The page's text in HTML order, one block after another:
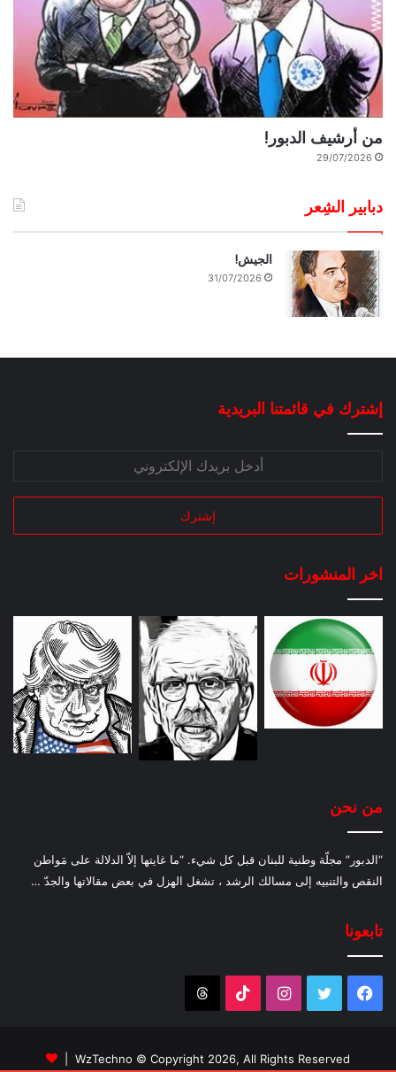
من أرشيف الدبور!
29/07/2026
دبابير الشِعر
الجيش!
31/07/2026
إشترك في قائمتنا البريدية
اخر المنشورات
من نحن
“الدبور” مجلّة وطنية للبنان قبل كل شيء. “ما غايتها إلاّ الدلالة على مَواطن
النقص والتنبيه إلى مسالك الرشد ، تشغل الهزل في بعض مقالاتها والجدّ …
تابعونا
فيسبوك تويتر انستقرام‫TikTok
WzTechno © Copyright 2026, All Rights Reserved |